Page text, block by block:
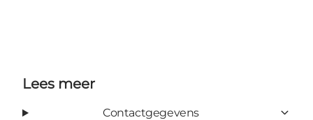
Lees meer
Contactgegevens